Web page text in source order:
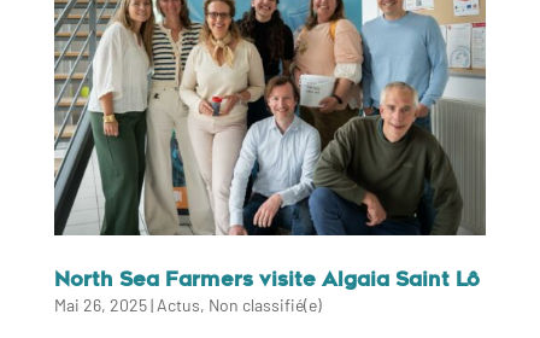
North Sea Farmers visite Algaia Saint Lô
Mai 26, 2025| Actus, Non classifié(e)